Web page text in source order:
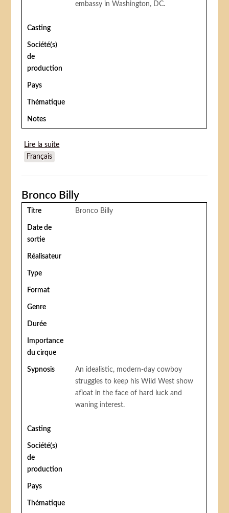
embassy in Washington, DC.
Casting
Société(s)
de
production
Pays
Thématique
Notes
Lire la suite
Français
Bronco Billy
Titre Bronco Billy
Date de
sortie
Réalisateur
Type
Format
Genre
Durée
Importance
du cirque
Sypnosis
An idealistic, modern-day cowboy
struggles to keep his Wild West show
afloat in the face of hard luck and
waning interest.
Casting
Société(s)
de
production
Pays
Thématique